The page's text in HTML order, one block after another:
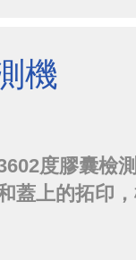
機
度膠囊檢
蓋上的拓印